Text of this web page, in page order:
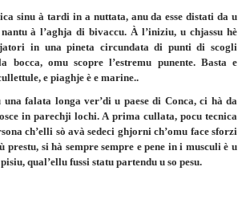
sinu à tardi in a nuttata, anu da esse distati da u
à l’aghja di bivaccu. À l’iniziu, u chjassu hè
in una pineta circundata di punti di scogli
omu scopre l’estremu punente. Basta e
e piaghje è e marine..
una falata longa ver’di u paese di Conca, ci hà da
in parechji lochi. A prima cullata, pocu tecnica
ch’elli sò avà sedeci ghjorni ch’omu face sforzi
si hà sempre sempre e pene in i musculi è u
qual’ellu fussi statu partendu u so pesu.